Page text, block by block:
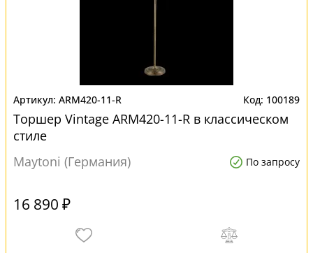
ARM420-11-R 100189
Торшер Vintage ARM420-11-R в классическом
стиле
Maytoni (Германия)
По запросу
16 890 ₽